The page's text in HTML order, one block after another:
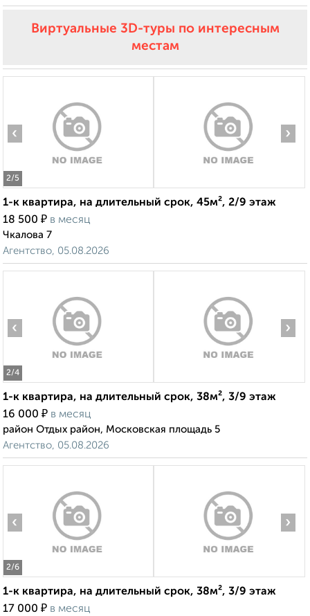
Виртуальные 3D-туры по интересным
местам
2/5
‹ ›
1-к квартира, на длительный срок, 45м², 2/9 этаж
18 500 ₽ в месяц
Чкалова 7
Агентство, 05.08.2026
2/4
‹ ›
1-к квартира, на длительный срок, 38м², 3/9 этаж
16 000 ₽ в месяц
район Отдых район, Московская площадь 5
Агентство, 05.08.2026
2/6
‹ ›
1-к квартира, на длительный срок, 38м², 3/9 этаж
17 000 ₽ в месяц